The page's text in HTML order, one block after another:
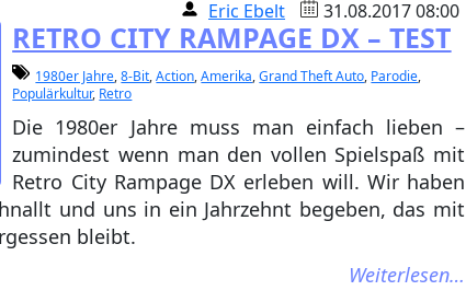
Eric Ebelt 31.08.2017 08:00
RETRO CITY RAMPAGE DX – TEST
1980er Jahre,8-Bit,Action,Amerika,Grand Theft Auto, Parodie,
Populärkultur, Retro
Die 1980er Jahre muss man einfach lieben –
zumindest wenn man den vollen Spielspaß mit
Retro City Rampage DX erleben will. Wir haben
und uns in ein Jahrzehnt begeben, das mit
bleibt.
Weiterlesen…